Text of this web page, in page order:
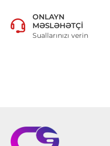
ONLAYN
MƏSLƏHƏTÇI
Suallarınızı verin